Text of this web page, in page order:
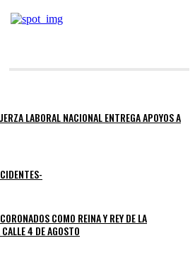
LABORAL NACIONAL ENTREGA APOYOS A
COMO REINA Y REY DE LA
4 DE AGOSTO